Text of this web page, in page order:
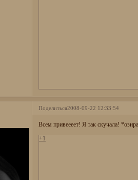
Поделиться2008-09-22 12:33:54
Всем привеееет! Я так скучала!
+1